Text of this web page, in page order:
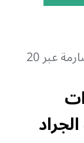
وزارة الفلاحة تعتمد خطة وتعليمات صارمة عبر 20